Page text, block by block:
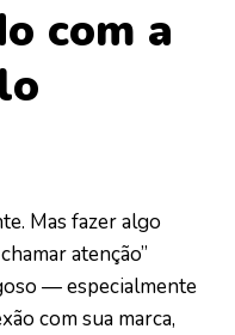
com a
Mas fazer algo
atenção”
— especialmente
com sua marca,